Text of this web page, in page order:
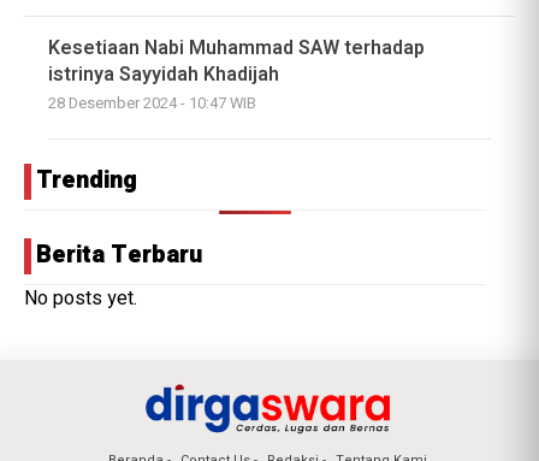
Kesetiaan Nabi Muhammad SAW terhadap
istrinya Sayyidah Khadijah
28 Desember 2024 - 10:47 WIB
Trending
Berita Terbaru
No posts yet.